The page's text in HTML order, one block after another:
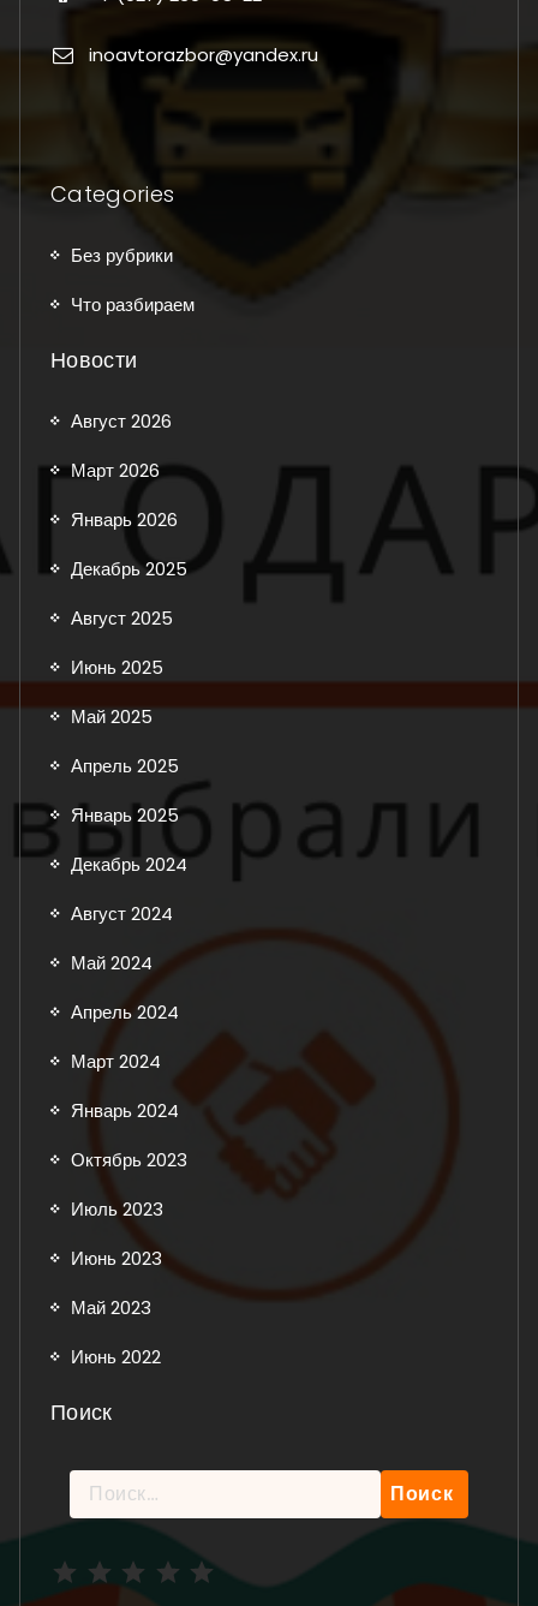
inoavtorazbor@yandex.ru
Categories
Без рубрики
Что разбираем
Новости
Август 2026
Март 2026
Январь 2026
Декабрь 2025
Август 2025
Июнь 2025
Май 2025
Апрель 2025
Январь 2025
Декабрь 2024
Август 2024
Май 2024
Апрель 2024
Март 2024
Январь 2024
Октябрь 2023
Июль 2023
Июнь 2023
Май 2023
Июнь 2022
Поиск
Найти: